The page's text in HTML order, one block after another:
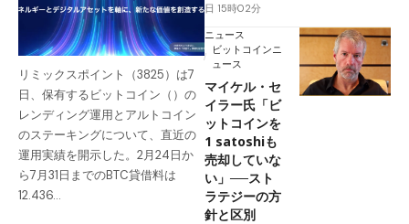
リミックスポイント（3825）は7
日、保有するビットコイン（）の
レンディング運用とアルトコイン
のステーキングについて、直近の
運用実績を開示した。2月24日か
ら7月31日までのBTC貸借料は
12.436…
日 15時02分
ニュース
ビットコインニ
ュース
マイケル・セ
イラー氏「ビ
ットコインを
1 satoshiも
売却していな
い」──スト
ラテジーの方
針と区別